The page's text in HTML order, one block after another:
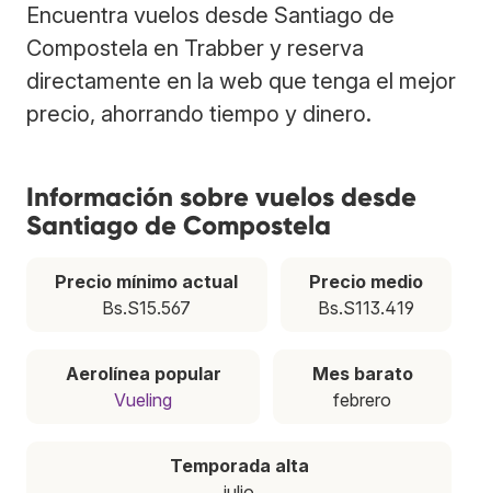
Encuentra vuelos desde Santiago de
Compostela en Trabber y reserva
directamente en la web que tenga el mejor
precio, ahorrando tiempo y dinero.
Información sobre vuelos desde
Santiago de Compostela
Precio mínimo actual
Bs.S15.567
Precio medio
Bs.S113.419
Aerolínea popular
Vueling
Mes barato
febrero
Temporada alta